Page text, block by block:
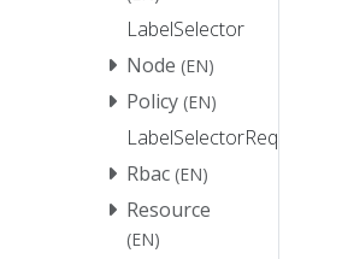
LabelSelector
Node (EN)
Policy (EN)
LabelSelectorRequirement
Rbac (EN)
Resource
(EN)